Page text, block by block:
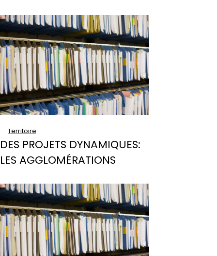
Territoire
DES PROJETS DYNAMIQUES:
LES AGGLOMÉRATIONS